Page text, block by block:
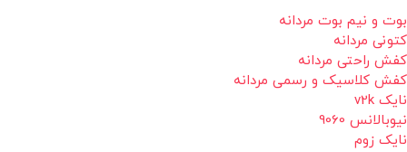
بوت و نیم بوت مردانه
کتونی مردانه
کفش راحتی مردانه
کفش کلاسیک و رسمی مردانه
نایک v2k
نیوبالانس 9060
نایک زوم